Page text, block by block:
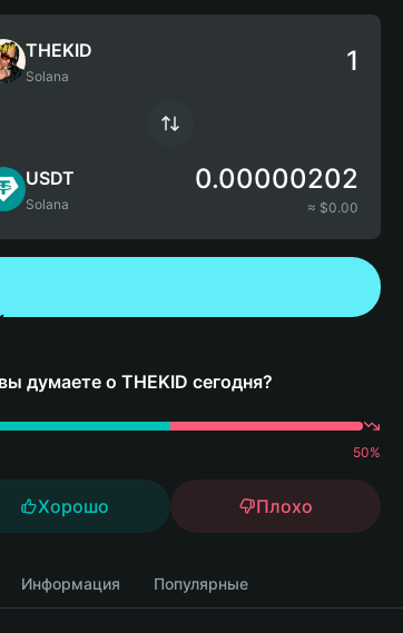
THEKID
Solana
USDT
Solana
0.00000202
≈ $0.00
думаете о THEKID сегодня?
50%
Хорошо Плохо
Информация Популярные